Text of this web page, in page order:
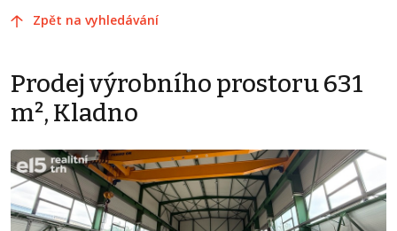
Zpět na vyhledávání
Prodej výrobního prostoru 631
m², Kladno